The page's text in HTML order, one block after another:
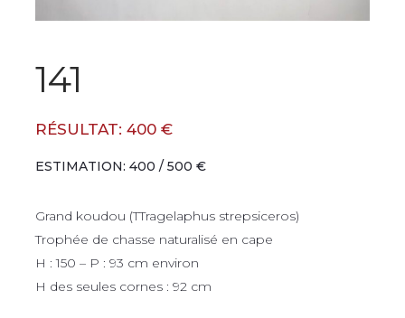
141
RÉSULTAT: 400 €
ESTIMATION: 400 / 500 €
Grand koudou (TTragelaphus strepsiceros)
Trophée de chasse naturalisé en cape
H : 150 – P : 93 cm environ
H des seules cornes : 92 cm